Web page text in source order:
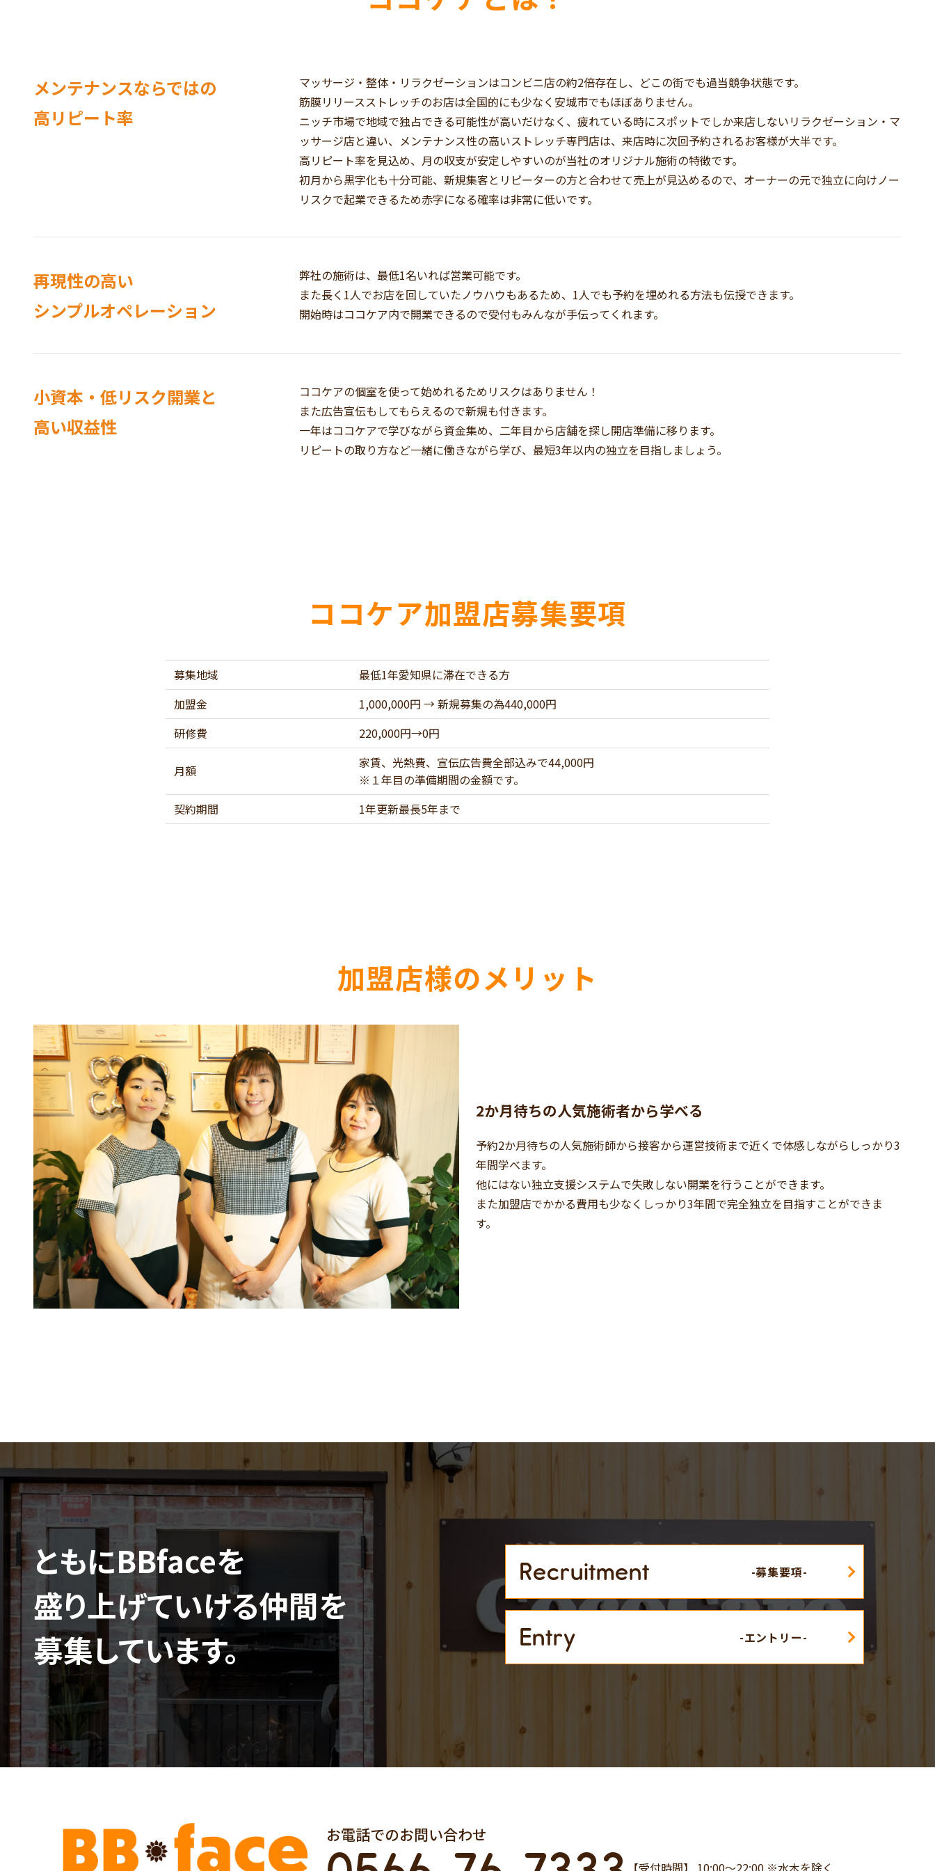
メンテナンスならではの
高リピート率
マッサージ・整体・リラクゼーションはコンビニ店の約2倍存在し、どこの街でも過当競争状態です。
筋膜リリースストレッチのお店は全国的にも少なく安城市でもほぼありません。
ニッチ市場で地域で独占できる可能性が高いだけなく、疲れている時にスポットでしか来店しないリラクゼーション・マ
ッサージ店と違い、メンテナンス性の高いストレッチ専門店は、来店時に次回予約されるお客様が大半です。
高リピート率を見込め、月の収支が安定しやすいのが当社のオリジナル施術の特徴です。
初月から黒字化も十分可能、新規集客とリピーターの方と合わせて売上が見込めるので、オーナーの元で独立に向けノー
リスクで起業できるため赤字になる確率は非常に低いです。
再現性の高い
シンプルオペレーション
弊社の施術は、最低1名いれば営業可能です。
また長く1人でお店を回していたノウハウもあるため、1人でも予約を埋めれる方法も伝授できます。
開始時はココケア内で開業できるので受付もみんなが手伝ってくれます。
小資本・低リスク開業と
高い収益性
ココケアの個室を使って始めれるためリスクはありません！
また広告宣伝もしてもらえるので新規も付きます。
一年はココケアで学びながら資金集め、二年目から店舗を探し開店準備に移ります。
リピートの取り方など一緒に働きながら学び、最短3年以内の独立を目指しましょう。
ココケア加盟店募集要項
募集地域
最低1年愛知県に滞在できる方
加盟金
1,000,000円 → 新規募集の為440,000円
研修費
220,000円→0円
月額
家賃、光熱費、宣伝広告費全部込みで44,000円
※１年目の準備期間の金額です。
契約期間
1年更新最長5年まで
加盟店様のメリット
2か月待ちの人気施術者から学べる
予約2か月待ちの人気施術師から接客から運営技術まで近くで体感しながらしっかり3
年間学べます。
他にはない独立支援システムで失敗しない開業を行うことができます。
また加盟店でかかる費用も少なくしっかり3年間で完全独立を目指すことができま
す。
ともにBBfaceを
盛り上げていける仲間を
募集しています。
Recruitment
Entry
お電話でのお問い合わせ